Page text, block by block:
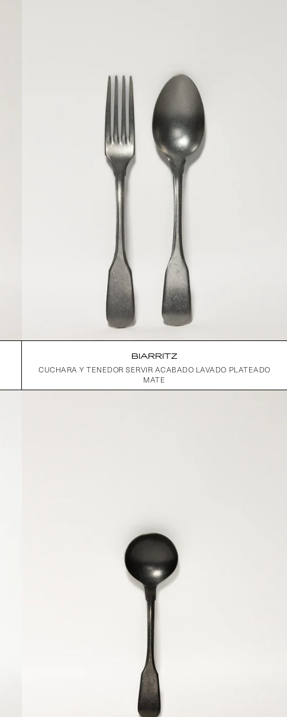
BIARRITZ
CUCHARA Y TENEDOR SERVIR ACABADO LAVADO PLATEADO
MATE